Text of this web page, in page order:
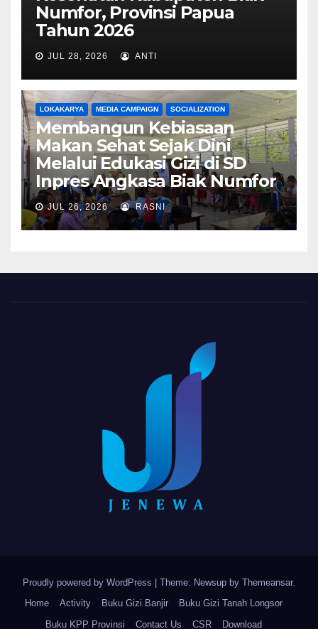
Numfor, Provinsi Papua
Tahun 2026
JUL 28, 2026 ANTI
LOKAKARYA MEDIA CAMPAIGN SOCIALIZATION
Membangun Kebiasaan
Makan Sehat Sejak Dini
Melalui Edukasi Gizi di SD
Inpres Angkasa Biak Numfor
JUL 26, 2026 RASNI
Proudly powered by WordPress Theme: Newsup by Themeansar.
Home
Activity Buku Gizi Banjir
Buku Gizi Tanah Longsor
Buku KPP Provinsi
Contact Us CSR Download